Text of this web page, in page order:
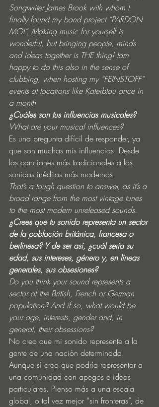
Songwriter James Brook with whom I
finally found my band project “PARDON
MOI”. Making music for yourself is
wonderful, but bringing people, minds
and ideas together is THE thing! Iam
happy to do this also in the sense of
clubbing, when hosting my “FEINSTOFF”
events at locations like Katerblau once in
a month
¿Cuáles son tus influencias musicales?
What are your musical influences?
Es una pregunta difícil de responder, ya
que son muchas mis influencias. Desde
las canciones más tradicionales a los
sonidos inéditos más modernos.
That’s a tough question to answer, as it’s a
broad range from the most vintage tunes
to the most modern unreleased sounds.
¿Crees que tu sonido representa un sector
de la población británica, francesa o
berlinesa? Y de ser así, ¿cuál sería su
edad, sus intereses, género y, en líneas
generales, sus obsesiones?
Do you think your sound represents a
sector of the British, French or German
population? And if so, what would be
your age, interests, gender and, in
general, their obsessions?
No creo que mi sonido represente a la
gente de una nación determinada.
Aunque sí creo que podría representar a
una comunidad con apegos e ideas
particulares. Pienso más a una escala
global, o tal vez mejor “sin fronteras”, de